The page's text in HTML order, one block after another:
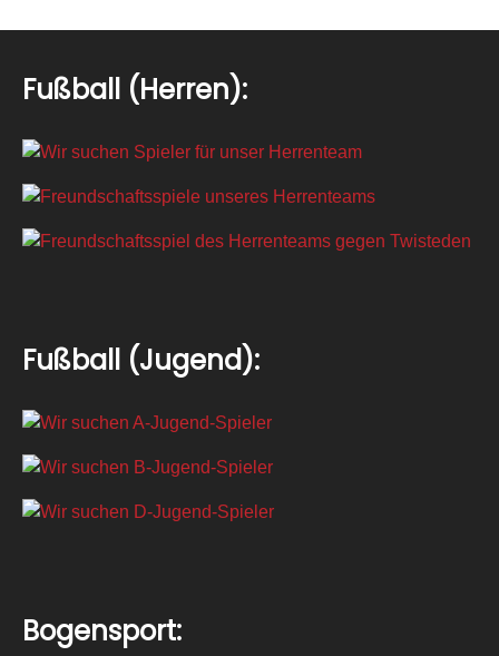
Fußball (Herren):
Fußball (Jugend):
Bogensport: